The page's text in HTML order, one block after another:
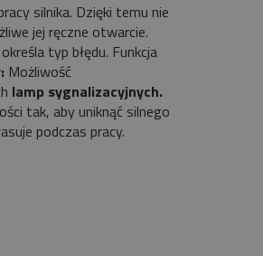
silnika. Dzięki temu nie
jej ręczne otwarcie.
typ błędu. Funkcja
Możliwość
lamp sygnalizacyjnych.
tak, aby uniknąć silnego
podczas pracy.